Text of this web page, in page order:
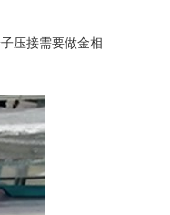
压接需要做金相